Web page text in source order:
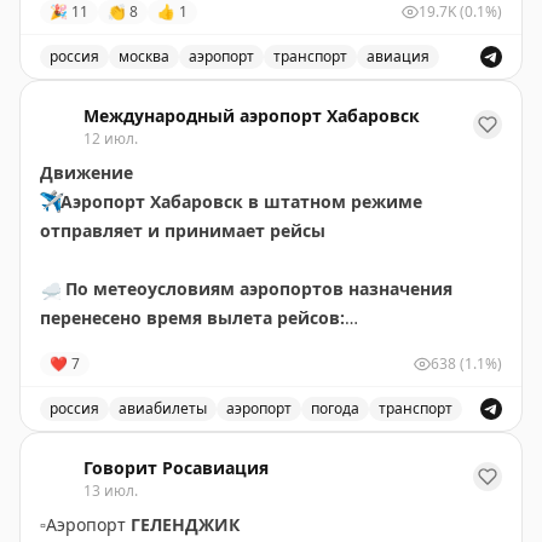
✈️ Говорит Росавиация| MAX
🎉 11 👏 8 👍 1 19.7K(0.1%)
россия москва аэропорт транспорт авиация
Международный аэропорт Хабаровск
12 июл.
Движение
✈️Аэропорт Хабаровск в штатном режиме
отправляет и принимает рейсы
☁️ По метеоусловиям аэропортов назначения
перенесено время вылета рейсов:
Ожидаемое время отправления – 14 июля в 12.30
🟡НИ411 Хабаровск – Чегдомын. Ожидаемое время
отправления – 15 июля в 10.35
Авиакомпаниями перенесено время вылета
рейсов:
❤ 7 638 (1.1%)
россия авиабилеты аэропорт погода транспорт
Говорит Росавиация
13 июл.
▫️Аэропорт ГЕЛЕНДЖИК